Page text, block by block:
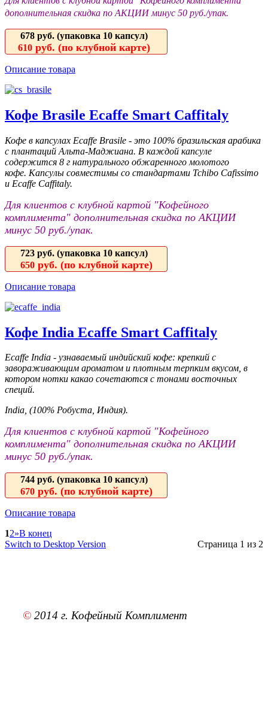
дополнительная скидка по АКЦИИ минус 50 руб./упак.
678 руб. (упаковка 10 капсул)
610 руб. (по клубной карте)
Описание товара
Кофе Brasile Ecaffe Smart Caffitaly
Кофе в капсулах Ecaffe Brasile - это 100% бразильская арабика
с плантаций Альта-Маджиана. В каждой капсуле
содержится 8 г натурального обжаренного молотого
кофе. Капсулы совместимы со стандартами Tchibo Cafissimo
и Ecaffe Caffitaly.
Для клиентов с клубной картой "Кофейного
комплимента" дополнительная скидка по АКЦИИ
минус 50 руб./упак.
723 руб. (упаковка 10 капсул)
650 руб. (по клубной карте)
Описание товара
Кофе India Ecaffe Smart Caffitaly
Ecaffe India - узнаваемый индийский кофе: крепкий с
завораживающим ароматом и плотным терпким вкусом, в
котором нотки какао сочетаются с тонами восточных
специй.
India, (100% Робуста, Индия).
Для клиентов с клубной картой "Кофейного
комплимента" дополнительная скидка по АКЦИИ
минус 50 руб./упак.
744 руб. (упаковка 10 капсул)
670 руб. (по клубной карте)
Описание товара
12»В конец
Страница 1 из 2
Switch to Desktop Version
© 2014 г. Кофейный Комплимент